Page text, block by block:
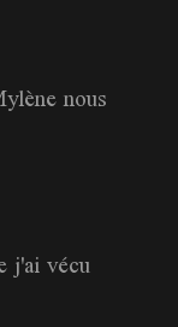
nous
j'ai vécu